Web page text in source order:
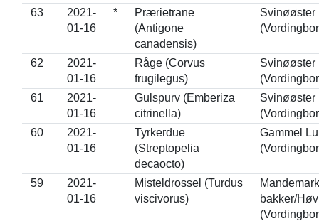
63
2021-
01-16
*
Prærietrane
(Antigone
canadensis)
Svinøøster
62
2021-
01-16
Råge (Corvus
frugilegus)
Svinøøster
61
2021-
01-16
Gulspurv (Emberiza
citrinella)
Svinøøster
60
2021-
01-16
Tyrkerdue
(Streptopelia
decaocto)
Gammel
59
2021-
01-16
Misteldrossel (Turdus
viscivorus)
bakker/